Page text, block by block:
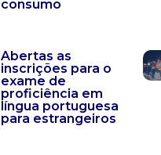
consumo
Abertas as
inscrições para o
exame de
proficiência em
língua portuguesa
para estrangeiros